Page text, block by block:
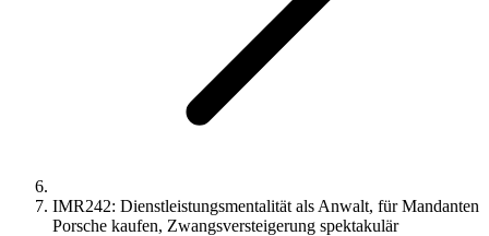
IMR242: Dienstleistungsmentalität als Anwalt, für Mandanten
Porsche kaufen, Zwangsversteigerung spektakulär